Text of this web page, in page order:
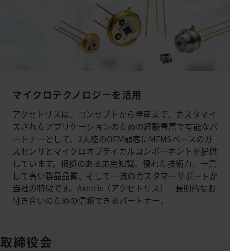
マイクロテクノロジーを活用
アクセトリスは、コンセプトから量産まで、カスタマイ
ズされたアプリケーションのための経験豊富で有能なパ
ートナーとして、3大陸のOEM顧客にMEMSベースのガ
スセンサとマイクロオプティカルコンポーネントを提供
しています。根拠のある応用知識、優れた技術力、一貫
して高い製品品質、そして一流のカスタマーサポートが
当社の特徴です。Axetris（アクセトリス） - 長期的なお
付き合いのための信頼できるパートナー。
取締役会